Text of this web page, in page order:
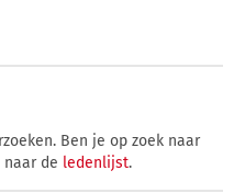
Ben je op zoek naar
de ledenlijst.